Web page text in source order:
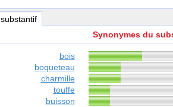
, substantif
Synonymes du
bois
boqueteau
charmille
touffe
buisson